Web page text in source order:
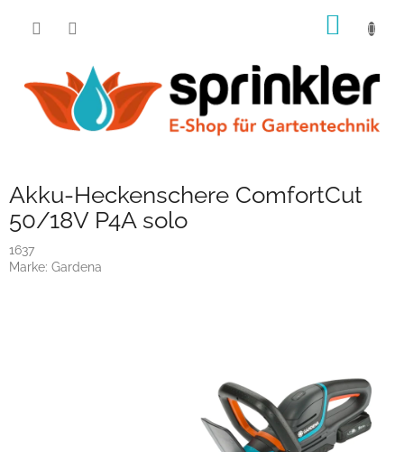
Akku-Heckenschere ComfortCut
50/18V P4A solo
1637
Marke: Gardena